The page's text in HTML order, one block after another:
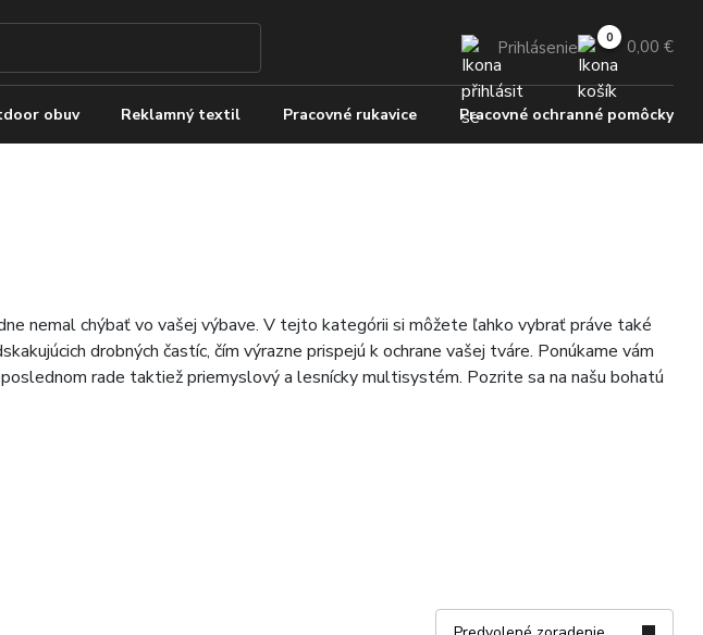
Prihlásenie 0,00 €
obuv Reklamný textil Pracovné rukavice Pracovné ochranné pomôcky
nemal chýbať vo vašej výbave. V tejto kategórii si môžete ľahko vybrať práve také
drobných častíc, čím výrazne prispejú k ochrane vašej tváre. Ponúkame vám
rade taktiež priemyslový a lesnícky multisystém. Pozrite sa na našu bohatú